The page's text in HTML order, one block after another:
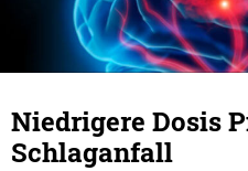
Niedrigere Dosis
Schlaganfall